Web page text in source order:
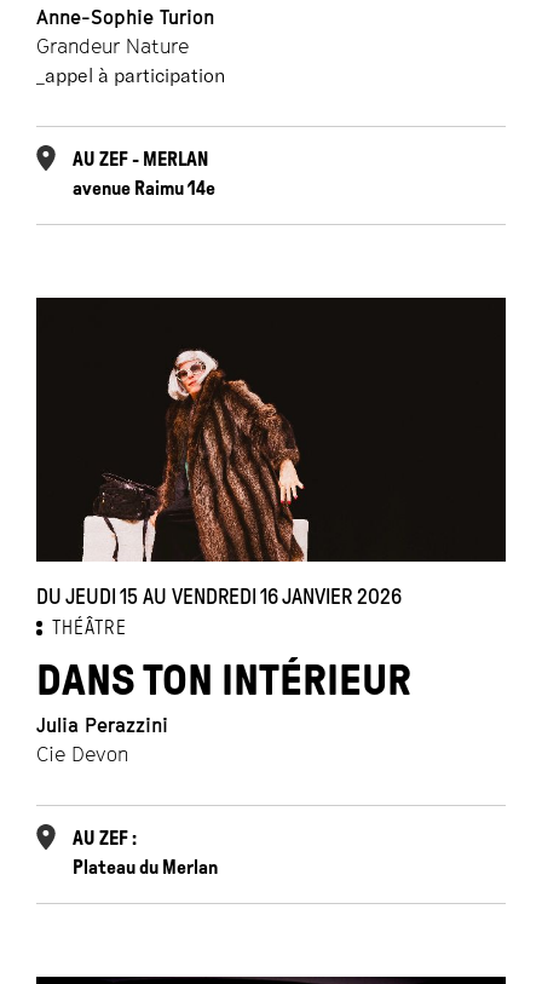
Anne-Sophie Turion
Grandeur Nature
_appel à participation
AU ZEF - MERLAN
avenue Raimu 14e
DU JEUDI 15 AU VENDREDI 16 JANVIER 2026
THÉÂTRE
DANS TON INTÉRIEUR
Julia Perazzini
Cie Devon
AU ZEF :
Plateau du Merlan